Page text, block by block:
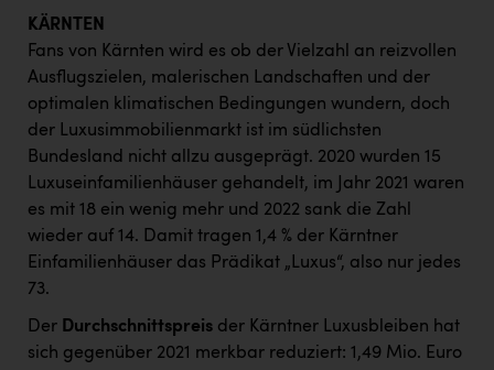
KÄRNTEN
Fans von Kärnten wird es ob der Vielzahl an reizvollen
Ausflugszielen, malerischen Landschaften und der
optimalen klimatischen Bedingungen wundern, doch
der Luxusimmobilienmarkt ist im südlichsten
Bundesland nicht allzu ausgeprägt. 2020 wurden 15
Luxuseinfamilienhäuser gehandelt, im Jahr 2021 waren
es mit 18 ein wenig mehr und 2022 sank die Zahl
wieder auf 14. Damit tragen 1,4 % der Kärntner
Einfamilienhäuser das Prädikat „Luxus“, also nur jedes
73.
Der Durchschnittspreis der Kärntner Luxusbleiben hat
sich gegenüber 2021 merkbar reduziert: 1,49 Mio. Euro